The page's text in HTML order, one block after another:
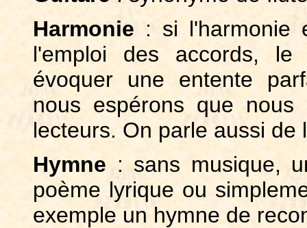
Harmonie : si l'harmonie
l'emploi des accords,
évoquer une entente
nous espérons que
lecteurs. On parle aussi
Hymne : sans musique,
poème lyrique ou
exemple un hymne de